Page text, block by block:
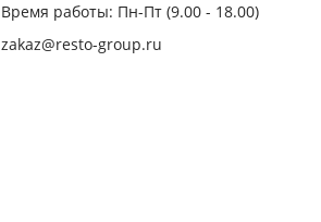
Время работы: Пн-Пт (9.00 - 18.00)
zakaz@resto-group.ru